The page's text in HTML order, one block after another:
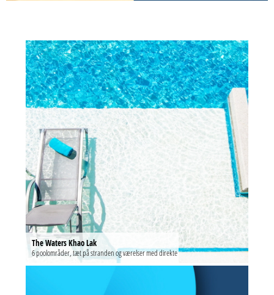
The Waters Khao Lak
6 poolområder, tæt på stranden og værelser med direkte pool-adgang